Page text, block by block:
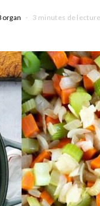
3 minutes de lecture